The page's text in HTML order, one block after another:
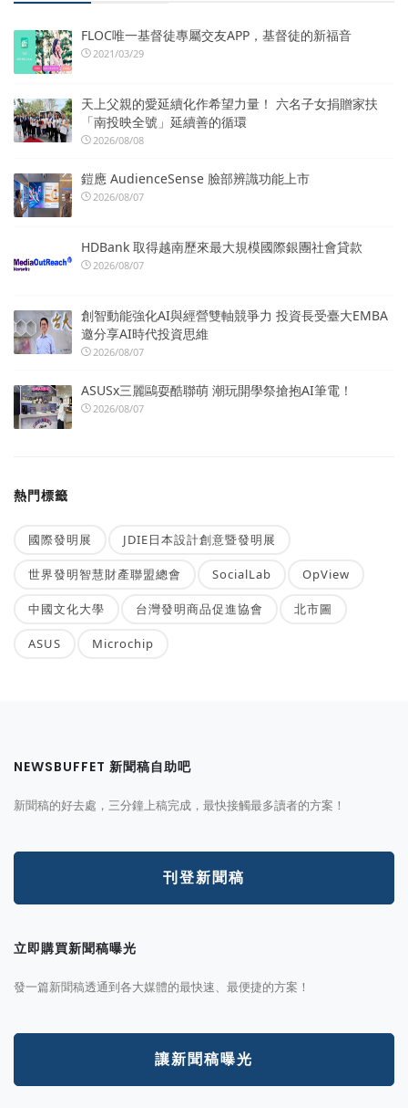
FLOC唯一基督徒專屬交友APP，基督徒的新福音
2021/03/29
天上父親的愛延續化作希望力量！ 六名子女捐贈家扶
「南投映全號」延續善的循環
2026/08/08
鎧應 AudienceSense 臉部辨識功能上市
2026/08/07
HDBank 取得越南歷來最大規模國際銀團社會貸款
2026/08/07
創智動能強化AI與經營雙軸競爭力 投資長受臺大EMBA
邀分享AI時代投資思維
2026/08/07
ASUSx三麗鷗耍酷聯萌 潮玩開學祭搶抱AI筆電！
2026/08/07
熱門標籤
國際發明展 JDIE日本設計創意暨發明展
世界發明智慧財產聯盟總會 SocialLab OpView
中國文化大學 台灣發明商品促進協會 北市圖
ASUS Microchip
NEWSBUFFET 新聞稿自助吧
新聞稿的好去處，三分鐘上稿完成，最快接觸最多讀者的方案！
刊登新聞稿
立即購買新聞稿曝光
發一篇新聞稿透通到各大媒體的最快速、最便捷的方案！
讓新聞稿曝光